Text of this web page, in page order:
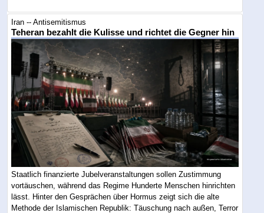
Iran -- Antisemitismus
Teheran bezahlt die Kulisse und richtet die Gegner hin
Staatlich finanzierte Jubelveranstaltungen sollen Zustimmung
vortäuschen, während das Regime Hunderte Menschen hinrichten
lässt. Hinter den Gesprächen über Hormus zeigt sich die alte
Methode der Islamischen Republik: Täuschung nach außen, Terror